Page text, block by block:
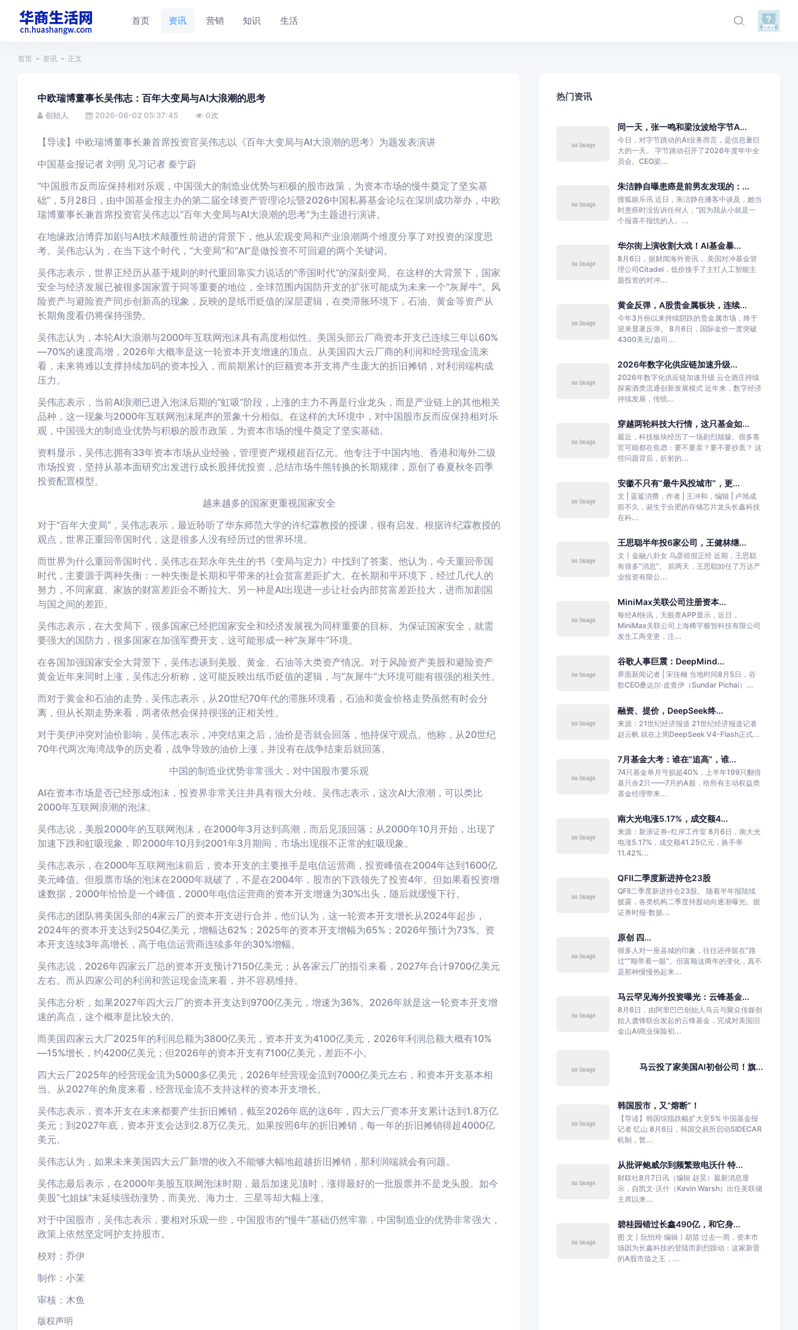
首页 资讯 营销 知识 生活
首页 资讯 正文
中欧瑞博董事长吴伟志：百年大变局与AI大浪潮的思考
创始人 2026-06-02 05:37:45 0次
【导读】 中欧瑞博董事长兼首席投资官吴伟志以《百年大变局与AI大浪潮的思考》为题发表演讲
中国基金报记者 刘明 见习记者 秦宁蔚
“中国股市反而应保持相对乐观，中国强大的制造业优势与积极的股市政策，为资本市场的慢牛奠定了坚实基
础”， 5月28日 ，由中国基金报主办的第二届全球资产管理论坛暨2026中国私募基金论坛在深圳成功举办， 中欧
瑞博董事长兼首席投资官吴伟志以“百年大变局与AI大浪潮的思考”为主题进行演讲。
在地缘政治博弈加剧与AI技术颠覆性前进的背景下，他从宏观变局和产业浪潮两个维度分享了对投资的深度思
考。 吴伟志认为，在当下这个时代，“大变局”和“AI”是做投资不可回避的两个关键词。
吴伟志表示，世界正经历从基于规则的时代重回靠实力说话的“帝国时代”的深刻变局。在这样的大背景下，国家
安全与经济发展已被很多国家置于同等重要的地位，全球范围内国防开支的扩张可能成为未来一个“灰犀牛”。风
险资产与避险资产同步创新高的现象，反映的是纸币贬值的深层逻辑，在类滞胀环境下，石油、黄金等资产从
长期角度看仍将保持强势。
吴伟志认为，本轮AI大浪潮与2000年互联网泡沫具有高度相似性。美国头部云厂商资本开支已连续三年以60%
—70%的速度高增，2026年大概率是这一轮资本开支增速的顶点。从美国四大云厂商的利润和经营现金流来
看，未来将难以支撑持续加码的资本投入，而前期累计的巨额资本开支将产生庞大的折旧摊销，对利润端构成
压力。
吴伟志表示，当前AI浪潮已进入泡沫后期的“虹吸”阶段，上涨的主力不再是行业龙头，而是产业链上的其他相关
品种，这一现象与2000年互联网泡沫尾声的景象十分相似。在这样的大环境中，对中国股市反而应保持相对乐
观，中国强大的制造业优势与积极的股市政策，为资本市场的慢牛奠定了坚实基础。
资料显示，吴伟志拥有33年资本市场从业经验，管理资产规模超百亿元。他专注于中国内地、香港和海外二级
市场投资，坚持从基本面研究出发进行成长股择优投资，总结市场牛熊转换的长期规律，原创了春夏秋冬四季
投资配置模型。
越来越多的国家更重视国家安全
对于“百年大变局”， 吴伟志表示， 最近聆听了华东师范大学的许纪霖教授的授课，很有启发。 根据许纪霖教授的
观点， 世界正重回帝国时代， 这是很多人 没有经历过的世界环境。
而世界为什么重回帝国时代， 吴伟志在郑永年先生的书 《变局与定力》中找到了答案。 他认为 ， 今天重回帝国
时代，主要源于两种失衡：一种失衡是长期和平带来的社会贫富差距扩大。在长期和平环境下， 经过几代人的
努力， 不同家庭、 家族的财富差距会不断拉大。另一种是AI出现进一步让社会内部贫富差距拉大，进而加剧国
与国之间的差距。
吴伟志表示， 在大变局下， 很多国家已经把国家安全和经济发展视为同样重要的目标。为保证国家安全， 就需
要强大的国防力， 很多国家在加强军费开支， 这可能形成一种“灰犀牛”环境。
在各国加强国家安全大背景下，吴伟志谈到美股、黄金、石油等大类资产情况。对于风险资产美股和避险资产
黄金近年来同时上涨， 吴伟志分析称，这可能反映出纸币贬值的逻辑， 与“灰犀牛”大环境可能有很强的相关性。
而对于黄金和石油的走势，吴伟志表示，从20世纪70年代的滞胀环境看，石油和黄金价格走势虽然有时会分
离，但从长期走势来看，两者依然会保持很强的正相关性。
对于美伊冲突对油价影响，吴伟志表示，冲突结束之后，油价是否就会回落 ， 他持保守观点。他称， 从20世纪
70年代两次海湾战争的历史看， 战争导致的油价上涨，并没有在战争结束后就回落。
中国的制造业优势非常强大 ， 对中国股市要乐观
AI在资本市场是否已经形成泡沫，投资界非常关注并具有很大分歧。 吴伟志表示，这次AI大浪潮， 可以类比
2000年互联网浪潮的泡沫。
吴伟志说， 美股2000年的互联网泡沫 ， 在2000年3月达到高潮，而后见顶回落； 从2000年10月开始， 出现了
加速下跌和虹吸现象， 即2000年10月到2001年3月期间 ，市场出现很不正常的虹吸现象 。
吴伟志表示， 在2000年互联网泡沫前后， 资本开支的主要推手是电信运营商，投资峰值在2004年达到1600亿
美元峰值。但 股票市场的泡沫在2000年就破了 ，不是在2004年，股市的下跌领先了投资4年。 但如果看投资增
速数据， 2000年恰恰是一个峰值，2000年电信运营商的资本开支增速为30%出头，随后就缓慢下行。
吴伟志的团队将美国头部的4家云厂的资本开支进行合并， 他们认为， 这一轮资本开支增长从2024年起步，
2024年的资本开支达到2504亿美元，增幅达62% ； 2025年的资本开支增幅为65%；2026年预计为73%。资
本开支连续3年高增长，高于电信运营商连续多年的30%增幅。
吴伟志说， 2026年四家云厂总的资本开支预计7150亿美元； 从各家云厂的指引来看， 2027年合计9700亿美元
左右。 而从四家公司的利润和营运现金流来看，并不容易维持。
吴伟志分析，如果2027年四大云厂的资本开支达到9700亿美元 ，增速为36%。2026年就是这一轮资本开支增
速的高点 ，这个概率是比较大的。
而美国四家云大厂2025年的利润总额为3800亿美元 ，资本开支为4100亿美元，2026年利润总额大概有10%
—15%增长，约4200亿美元； 但2026年的资本开支有7100亿美元 ， 差距不小。
四大云厂2025年的经营现金流为5000多亿美元 ，2026年经营现金流到7000亿美元左右，和资本开支基本相
当。从2027年的角度来看，经营现金流不支持这样的资本开支增长。
吴伟志表示， 资本开支在未来都要产生折旧摊销，截至2026年底的这6年 ， 四大云厂资本开支累计达到1.8万亿
美元； 到2027年底， 资本开支会达到2.8万亿美元。 如果按照6年的折旧摊销，每一年的折旧摊销得超4000亿
美元。
吴伟志认为 ， 如果未来美国四大云厂新增的收入不能够大幅地超越折旧摊销，那利润端就会有问题。
吴伟志最后表示，在2000年美股互联网泡沫时期 ， 最后加速 见顶时， 涨得最好的一批股票并不是龙头股。如今
美股“七姐妹”未延续强劲涨势， 而美光、海力士、三星等却大幅上涨。
对于中国股市， 吴伟志表示， 要相对乐观一些，中国股市的“慢牛”基础仍然牢靠， 中国制造业的优势非常强大，
政策上依然坚定呵护支持股市。
校对：乔伊
制作：小茉
审核：木鱼
版权声明
热门资讯
同一天，张一鸣和梁汝波给字节A...
今日，对字节跳动的AI业务而言，是信息量巨
大的一天。 字节跳动召开了2026年度年中全
员会。CEO梁...
朱洁静自曝患癌是前男友发现的：...
搜狐娱乐讯 近日，朱洁静在播客中谈及，她当
时患癌时没告诉任何人，“因为我从小就是一
个报喜不报忧的人。...
华尔街上演收割大戏！AI基金暴...
8月6日，据财闻海外资讯， 美国对冲基金管
理公司Citadel，低价接手了主打人工智能主
题投资的对冲...
黄金反弹，A股贵金属板块，连续...
今年3月份以来持续阴跌的贵金属市场，终于
迎来显著反弹。 8月6日，国际金价一度突破
4300美元/盎司...
2026年数字化供应链加速升级...
2026年数字化供应链加速升级 云仓酒庄持续
探索酒类流通创新发展模式 近年来，数字经济
持续发展，传统...
穿越两轮科技大行情，这只基金如...
最近，科技板块经历了一场剧烈颠簸。很多客
官可能都在焦虑：要不要卖？要不要抄底？ 这
些问题背后，折射的...
安徽不只有“最牛风投城市”，更...
文 | 蓝鲨消费，作者 | 王冲和，编辑 | 卢旭成
前不久，诞生于合肥的存储芯片龙头长鑫科技
在科...
王思聪半年投6家公司，王健林继...
文丨金融八卦女 乌彦祖假正经 近期，王思聪
有很多“消息”。 前两天，王思聪卸任了万达产
业投资有限公...
MiniMax关联公司注册资本...
每经AI快讯，天眼查APP显示，近日，
MiniMax关联公司上海稀宇极智科技有限公司
发生工商变更，注...
谷歌人事巨震：DeepMind...
界面新闻记者 | 宋佳楠 当地时间8月5日，谷
歌CEO桑达尔·皮查伊（Sundar Pichai）...
融资、提价，DeepSeek终...
来源：21世纪经济报道 21世纪经济报道记者
赵云帆 就在上周DeepSeek V4-Flash正式...
7月基金大考：谁在“追高”，谁...
74只基金单月亏损超40%，上半年199只翻倍
基只余2只——7月的A股，给所有主动权益类
基金经理带来...
南大光电涨5.17%，成交额4...
来源：新浪证券-红岸工作室 8月6日，南大光
电涨5.17%，成交额41.25亿元，换手率
11.42%...
QFII二季度新进持仓23股
QFII二季度新进持仓23股。 随着半年报陆续
披露，各类机构二季度持股动向逐渐曝光。据
证券时报·数据...
原创 四...
很多人对一座县城的印象，往往还停留在“路
过”“顺带看一眼”。但富顺这两年的变化，真不
是那种慢慢热起来...
马云罕见海外投资曝光：云锋基金...
8月6日，由阿里巴巴创始人马云与聚众传媒创
始人虞锋联合发起的云锋基金，完成对美国旧
金山AI商业保险初...
马云投了家美国AI初创公司！旗...
韩国股市，又“熔断”！
【导读】韩国综指跌幅扩大至5% 中国基金报
记者 忆山 8月6日，韩国交易所启动SIDECAR
机制，暂...
从批评鲍威尔到频繁致电沃什 特...
财联社8月7日讯（编辑 赵昊）最新消息显
示，自凯文·沃什（Kevin Warsh）出任美联储
主席以来...
碧桂园错过长鑫490亿，和它身...
图 文丨阮怡玲 编辑丨胡苗 过去一周，资本市
场因为长鑫科技的登陆而剧烈躁动：这家新晋
的A股市值之王，...